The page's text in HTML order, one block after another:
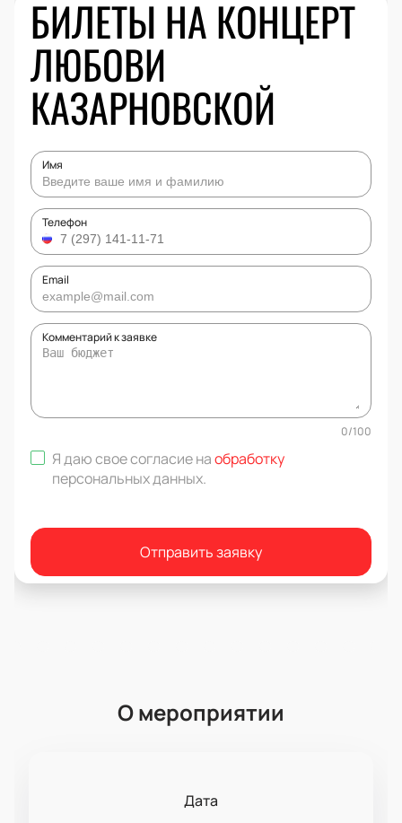
БИЛЕТЫ НА КОНЦЕРТ
ЛЮБОВИ
КАЗАРНОВСКОЙ
Имя
Телефон
Email
Комментарий к заявке
0/100
Я даю свое согласие наобработку
персональных данных.
Отправить заявку
О мероприятии
Дата